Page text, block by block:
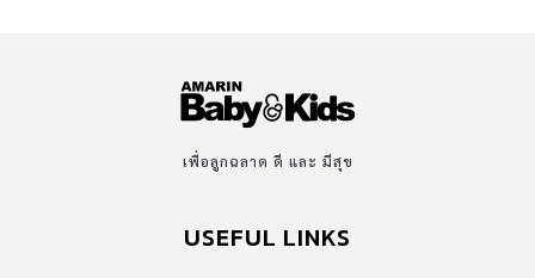
เพื่อลูกฉลาด ดี และ มีสุข
USEFUL LINKS